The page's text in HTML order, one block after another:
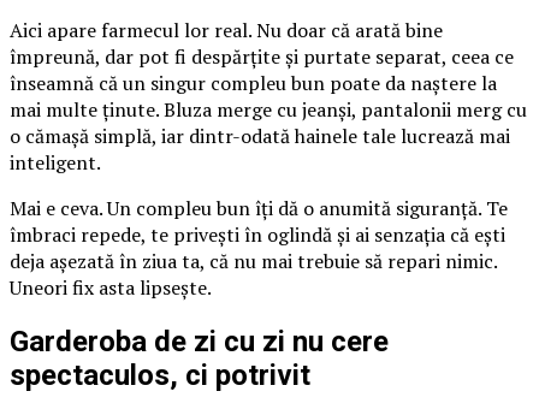
Aici apare farmecul lor real. Nu doar că arată bine
împreună, dar pot fi despărțite și purtate separat, ceea ce
înseamnă că un singur compleu bun poate da naștere la
mai multe ținute. Bluza merge cu jeanși, pantalonii merg cu
o cămașă simplă, iar dintr-odată hainele tale lucrează mai
inteligent.
Mai e ceva. Un compleu bun îți dă o anumită siguranță. Te
îmbraci repede, te privești în oglindă și ai senzația că ești
deja așezată în ziua ta, că nu mai trebuie să repari nimic.
Uneori fix asta lipsește.
Garderoba de zi cu zi nu cere
spectaculos, ci potrivit